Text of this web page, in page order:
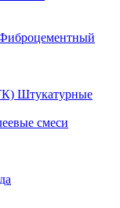
Штукатурные
смеси